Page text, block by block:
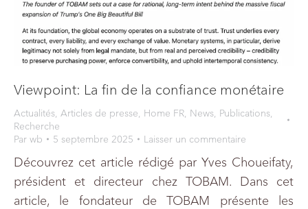
Viewpoint: La fin de la confiance monétaire
Actualités, Articles de presse, Home FR, News, Publications,
Recherche
Par wb 5 septembre 2025 Laisser un commentaire
Découvrez cet article rédigé par Yves Choueifaty,
président et directeur chez TOBAM. Dans cet
article, le fondateur de TOBAM présente les